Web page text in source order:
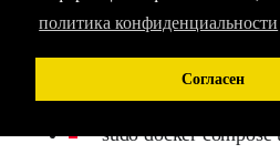
политика конфиденциальности
Согласен
файлов, необходимо
freeradius.
sudo docker compose
sudo docker compose